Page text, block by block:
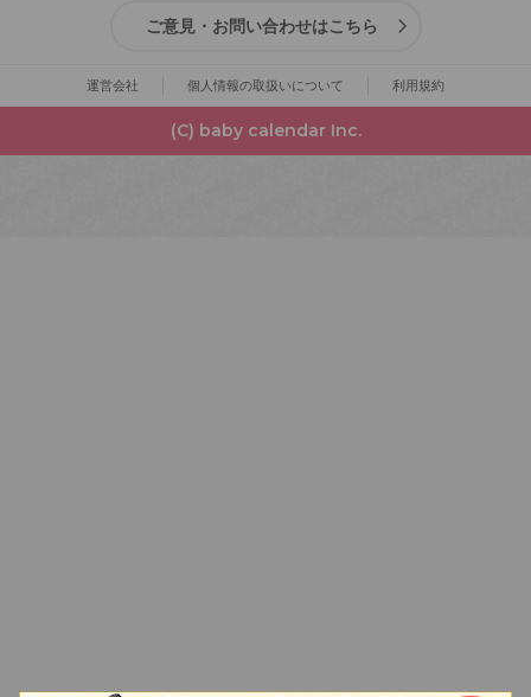
ご意見・お問い合わせはこちら
運営会社 個人情報の取扱いについて 利用規約
(C) baby calendar Inc.